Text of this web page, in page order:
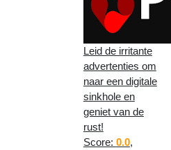
Leid de irritante
advertenties om
naar een digitale
sinkhole en
geniet van de
rust!
Score: 0.0,